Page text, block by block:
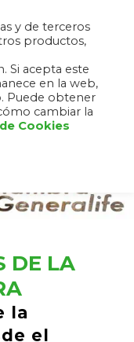
DE LA
la
el
y de terceros
productos,
Si acepta este
en la web,
Puede obtener
cambiar la
Cookies